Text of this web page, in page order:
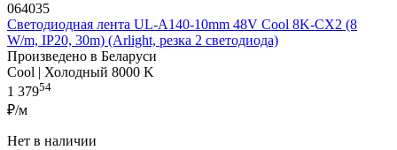
064035
Светодиодная лента UL-A140-10mm 48V Cool 8K-CX2 (8
W/m, IP20, 30m) (Arlight, резка 2 светодиода)
Произведено в Беларуси
Cool | Холодный 8000 K
1 37954
₽/м
Нет в наличии